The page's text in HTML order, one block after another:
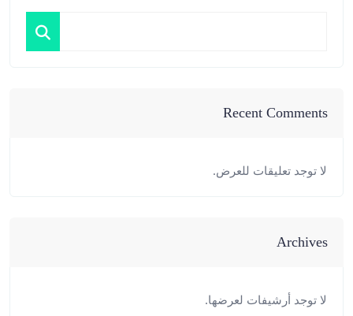
Recent Comments
لا توجد تعليقات للعرض.
Archives
لا توجد أرشيفات لعرضها.